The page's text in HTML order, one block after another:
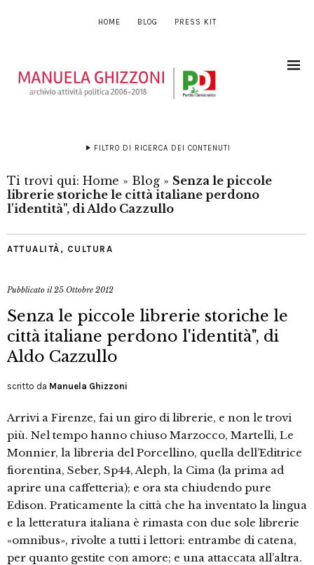
HOME BLOG PRESS KIT
FILTRO DI RICERCA DEI CONTENUTI
Ti trovi qui: Home » Blog » Senza le piccole
librerie storiche le città italiane perdono
l'identità", di Aldo Cazzullo
ATTUALITÀ , CULTURA
Pubblicato il25 Ottobre 2012
Senza le piccole librerie storiche le
città italiane perdono l'identità", di
Aldo Cazzullo
scritto da Manuela Ghizzoni
Arrivi a Firenze, fai un giro di librerie, e non le trovi
più. Nel tempo hanno chiuso Marzocco, Martelli, Le
Monnier, la libreria del Porcellino, quella dell’Editrice
fiorentina, Seber, Sp44, Aleph, la Cima (la prima ad
aprire una caffetteria); e ora sta chiudendo pure
Edison. Praticamente la città che ha inventato la lingua
e la letteratura italiana è rimasta con due sole librerie
«omnibus», rivolte a tutti i lettori: entrambe di catena,
per quanto gestite con amore; e una attaccata all’altra.